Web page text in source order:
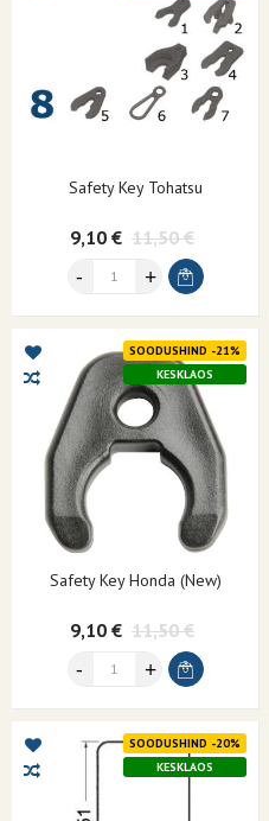
Safety Key Tohatsu
9,10 € 11,50 €
SOODUSHIND -21%
KESKLAOS
Safety Key Honda (new)
9,10 € 11,50 €
SOODUSHIND -20%
KESKLAOS